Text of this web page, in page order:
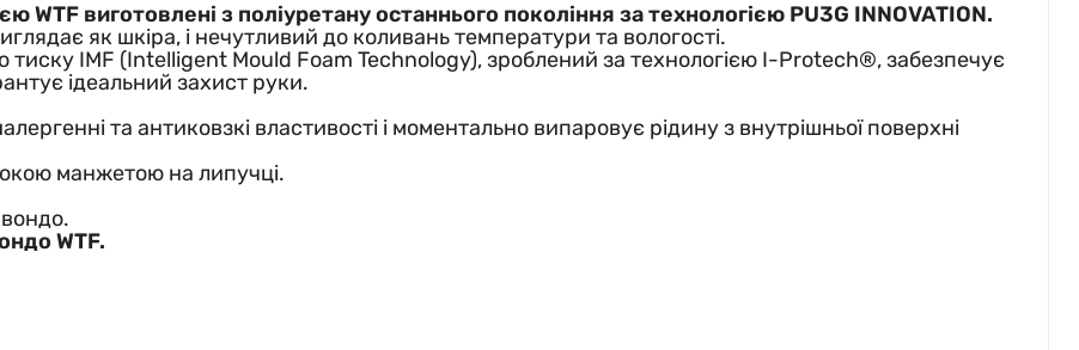
WTF виготовлені з поліуретану останнього покоління за технологією PU3G INNOVATION.
як шкіра, і нечутливий до коливань температури та вологості.
тиску IMF (Intelligent Mould Foam Technology), зроблений за технологією I-Protech®, забезпечує
ідеальний захист руки.
та антиковзкі властивості і моментально випаровує рідину з внутрішньої поверхні
манжетою на липучці.
WTF.